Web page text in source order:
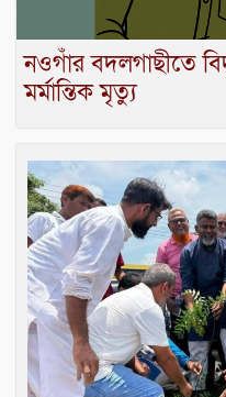
নওগাঁর বদলগাছীতে
মর্মান্তিক মৃত্যু